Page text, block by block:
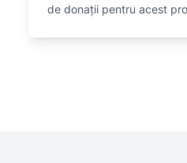
de donații pentru acest